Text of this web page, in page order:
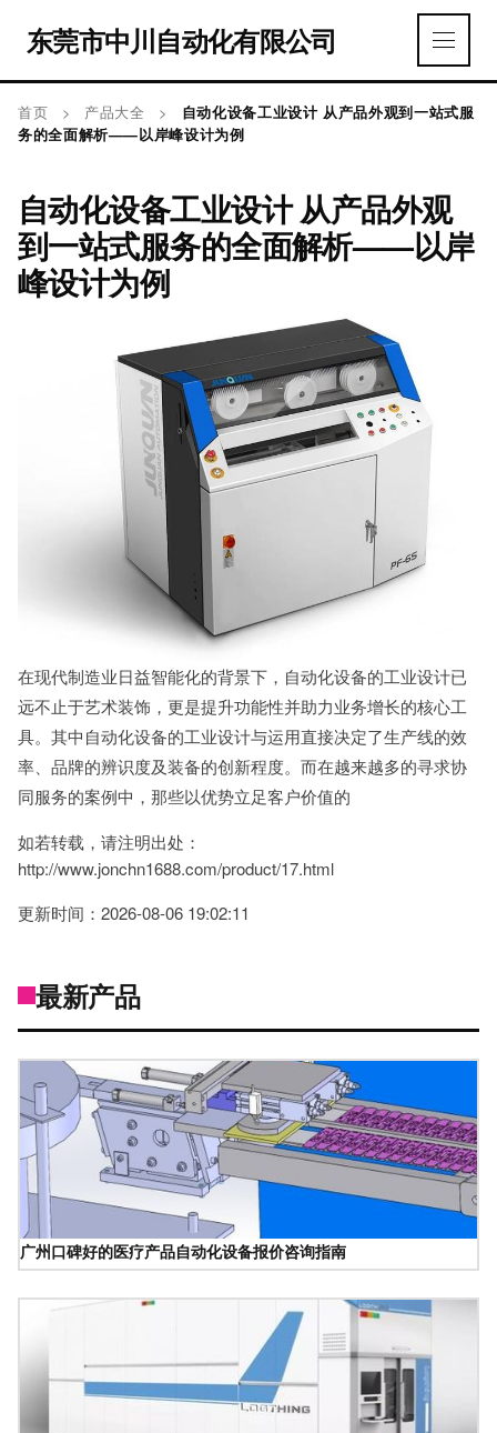
东莞市中川自动化有限公司
首页 > 产品大全 >
自动化设备工业设计 从产品外观到一站式服
务的全面解析——以岸峰设计为例
自动化设备工业设计 从产品外观
到一站式服务的全面解析——以岸
峰设计为例
在现代制造业日益智能化的背景下，自动化设备的工业设计已
远不止于艺术装饰，更是提升功能性并助力业务增长的核心工
具。其中自动化设备的工业设计与运用直接决定了生产线的效
率、品牌的辨识度及装备的创新程度。而在越来越多的寻求协
同服务的案例中，那些以优势立足客户价值的
如若转载，请注明出处：
http://www.jonchn1688.com/product/17.html
更新时间：2026-08-06 19:02:11
最新产品
广州口碑好的医疗产品自动化设备报价咨询指南